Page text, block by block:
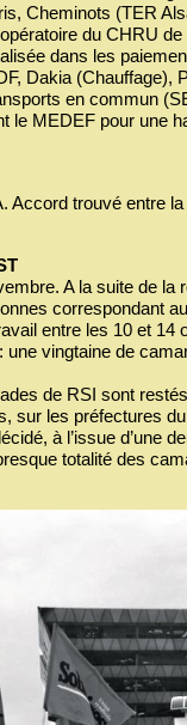
Cheminots (TER
du CHRU
dans les
Dakia (Chauffage),
en commun
le MEDEF pour une
Accord trouvé entre
A la suite de
correspondant
entre les 10 et 14
une vingtaine de
de RSI sont
sur les préfectures
à l’issue d’une
totalité des